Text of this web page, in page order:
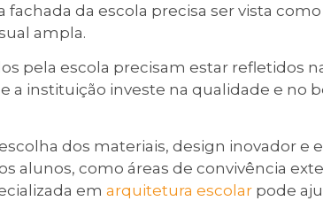
da escola precisa ser vista
ampla.
pela escola precisam estar refletidos
a instituição investe na qualidade e no
dos materiais, design inovador e
alunos, como áreas de convivência
em arquitetura escolar pode